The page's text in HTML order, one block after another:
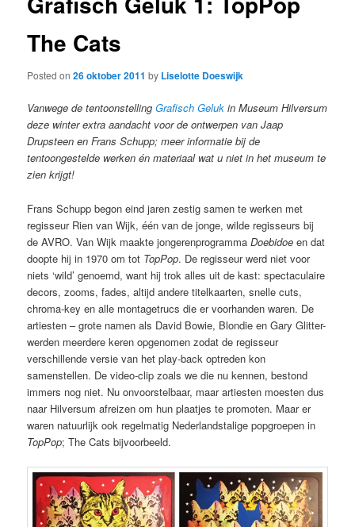
The Cats
Posted on26 oktober 2011 by Liselotte Doeswijk
Vanwege de tentoonstellingGrafisch Geluk in Museum Hilversum
deze winter extra aandacht voor de ontwerpen van Jaap
Drupsteen en Frans Schupp; meer informatie bij de
tentoongestelde werken én materiaal wat u niet in het museum te
zien krijgt!
Frans Schupp begon eind jaren zestig samen te werken met
regisseur Rien van Wijk, één van de jonge, wilde regisseurs bij
de AVRO. Van Wijk maakte jongerenprogrammaDoebidoe en dat
doopte hij in 1970 om tot TopPop. De regisseur werd niet voor
niets ‘wild’ genoemd, want hij trok alles uit de kast: spectaculaire
decors, zooms, fades, altijd andere titelkaarten, snelle cuts,
chroma-key en alle montagetrucs die er voorhanden waren. De
artiesten – grote namen als David Bowie, Blondie en Gary Glitter-
werden meerdere keren opgenomen zodat de regisseur
verschillende versie van het play-back optreden kon
samenstellen. De video-clip zoals we die nu kennen, bestond
immers nog niet. Nu onvoorstelbaar, maar artiesten moesten dus
naar Hilversum afreizen om hun plaatjes te promoten. Maar er
waren natuurlijk ook regelmatig Nederlandstalige popgroepen in
TopPop; The Cats bijvoorbeeld.